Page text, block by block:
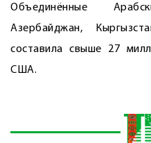
Объединённые
Азербайджан,
составила свыше 27
США.